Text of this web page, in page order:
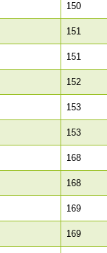
150
151
151
152
153
153
168
168
169
169